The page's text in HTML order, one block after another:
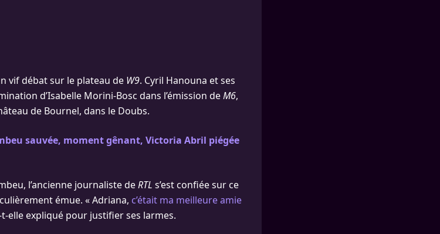
vif débat sur le plateau de W9. Cyril Hanouna et ses
d’Isabelle Morini-Bosc dans l’émission deM6,
de Bournel, dans le Doubs.
sauvée, moment gênant, Victoria Abril piégée
l’ancienne journaliste deRTL s’est confiée sur ce
émue. « Adriana, c’était ma meilleure amie
elle expliqué pour justifier ses larmes.